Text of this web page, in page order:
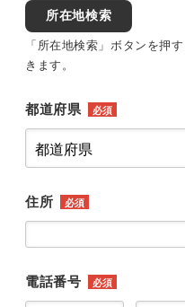
所在地検索
「所在地検索」ボタンを押
きます。
都道府県 必須
住所 必須
電話番号 必須